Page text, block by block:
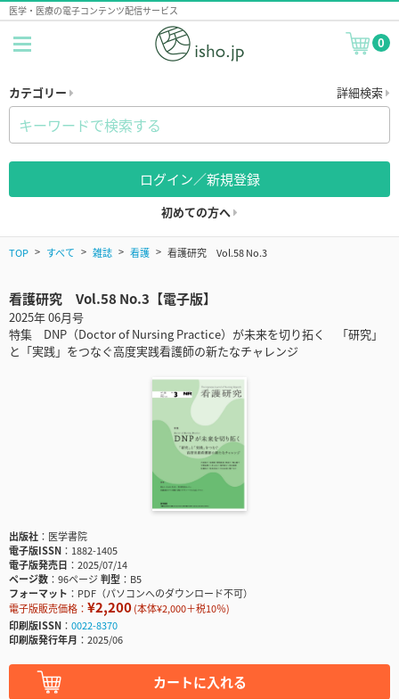
医学・医療の電子コンテンツ配信サービス
0
カテゴリー 詳細検索
ログイン／新規登録
初めての方へ
TOP すべて 雑誌 看護 看護研究 Vol.58 No.3
看護研究 Vol.58 No.3【電子版】
2025年 06月号
特集 DNP（Doctor of Nursing Practice）が未来を切り拓く 「研究」
と「実践」をつなぐ高度実践看護師の新たなチャレンジ
出版社
医学書院
電子版ISSN
1882-1405
電子版発売日
2025/07/14
ページ数
96ページ判型
B5
フォーマット
PDF（パソコンへのダウンロード不可）
電子版販売価格： ¥2,200(本体¥2,000＋税10％)
印刷版ISSN
0022-8370
印刷版発行年月
2025/06
カートに入れる